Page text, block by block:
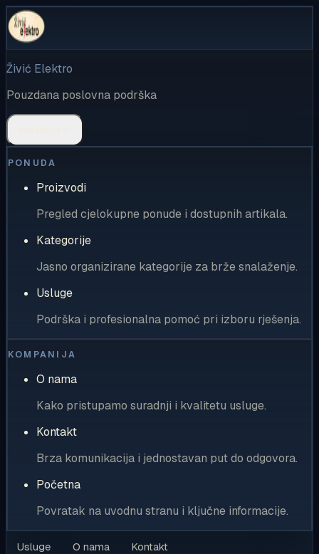
Živić Elektro
Pouzdana poslovna podrška
PONUDA
Proizvodi
Pregled cjelokupne ponude i dostupnih artikala.
Kategorije
Jasno organizirane kategorije za brže snalaženje.
Usluge
Podrška i profesionalna pomoć pri izboru rješenja.
KOMPANIJA
O nama
Kako pristupamo suradnji i kvalitetu usluge.
Kontakt
Brza komunikacija i jednostavan put do odgovora.
Početna
Povratak na uvodnu stranu i ključne informacije.
Usluge O nama Kontakt